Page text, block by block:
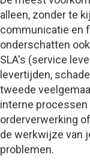
alleen, zonder te
communicatie en
onderschatten
SLA's (service
levertijden,
tweede
interne processen
orderverwerking
de werkwijze van
problemen.